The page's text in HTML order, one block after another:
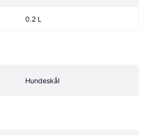
0.2 L
Hundeskål